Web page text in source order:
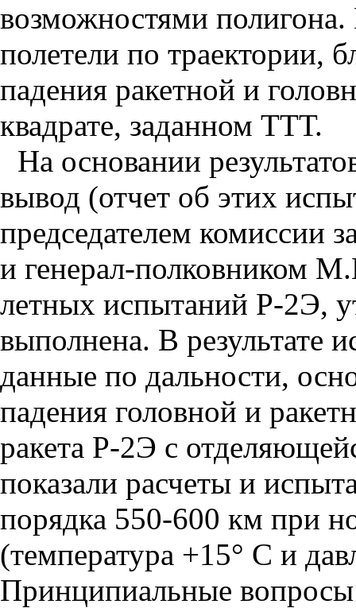
возможностями полигона.
полетели по траектории,
падения ракетной и
квадрате, заданном ТТТ.
На основании
вывод (отчет об этих
председателем
и генерал-полковником
летных испытаний Р-2Э,
выполнена. В результате
данные по дальности,
падения головной и
ракета Р-2Э с
показали расчеты и
порядка 550-600 км при
(температура +15° С и
Принципиальные